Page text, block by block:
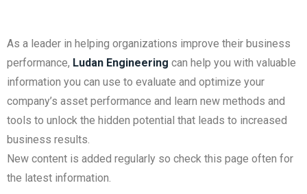
As a leader in helping organizations improve their business
performance, Ludan Engineering can help you with valuable
information you can use to evaluate and optimize your
company’s asset performance and learn new methods and
tools to unlock the hidden potential that leads to increased
business results.
New content is added regularly so check this page often for
the latest information.